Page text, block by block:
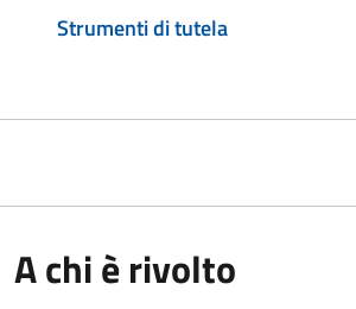
Strumenti di tutela
A chi è rivolto